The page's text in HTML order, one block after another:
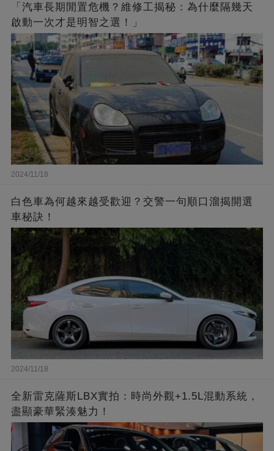
「汽車長期閒置危機？維修工揭秘：為什麼隔幾天
啟動一次才是明智之選！」
2024/11/18
白色車為何越來越受歡迎？交警一句順口溜揭開選
車秘訣！
2024/11/18
全新雷克薩斯LBX實拍：時尚外觀+1.5L混動系統，
盡顯豪華緊湊魅力！